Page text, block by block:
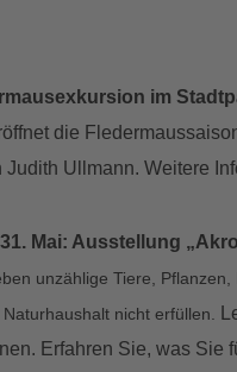
im
die
Ullmann. Weitere
Mai: Ausstellung
unzählige Tiere,
nicht erfüllen.
Erfahren Sie, was Sie